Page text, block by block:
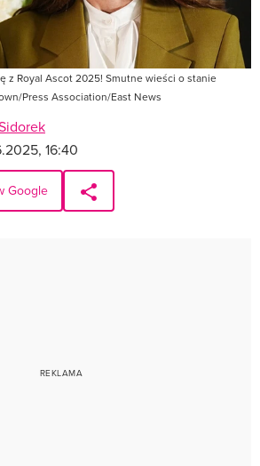
z Royal Ascot 2025! Smutne wieści o stanie
Press Association/East News
16:40
Google